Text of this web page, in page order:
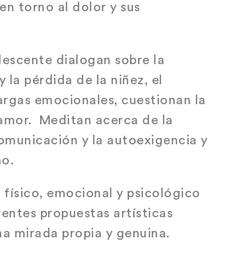
torno al dolor y sus
dialogan sobre la
la pérdida de la niñez, el
emocionales, cuestionan la
Meditan acerca de
la
y la autoexigencia y
físico, emocional y psicológico
propuestas artísticas
mirada propia y genuina.